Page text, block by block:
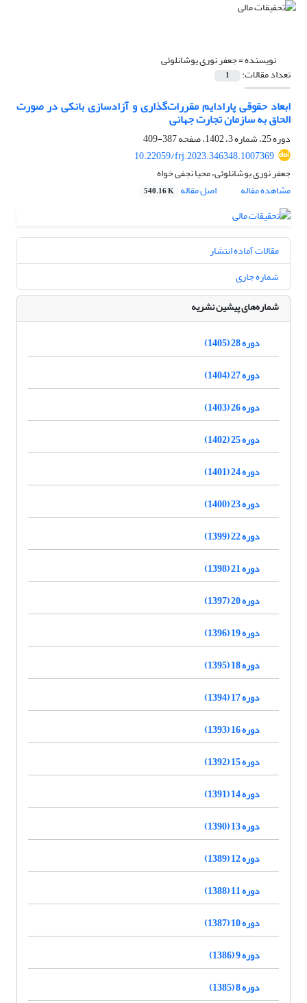
نویسنده =جعفر نوری یوشانلوئی
تعداد مقالات: 1
ابعاد حقوقی پارادایم مقررات‌گذاری و آزادسازی بانکی در صورت
الحاق به سازمان تجارت جهانی
دوره 25، شماره 3، 1402، صفحه
387-409
10.22059/frj.2023.346348.1007369
جعفر نوری یوشانلوئی، محیا نجفی خواه
مشاهده مقاله
اصل مقاله 540.16 K
مقالات آماده انتشار
شماره جاری
شماره‌های پیشین نشریه
دوره 28 (1405)
دوره 27 (1404)
دوره 26 (1403)
دوره 25 (1402)
دوره 24 (1401)
دوره 23 (1400)
دوره 22 (1399)
دوره 21 (1398)
دوره 20 (1397)
دوره 19 (1396)
دوره 18 (1395)
دوره 17 (1394)
دوره 16 (1393)
دوره 15 (1392)
دوره 14 (1391)
دوره 13 (1390)
دوره 12 (1389)
دوره 11 (1388)
دوره 10 (1387)
دوره 9 (1386)
دوره 8 (1385)